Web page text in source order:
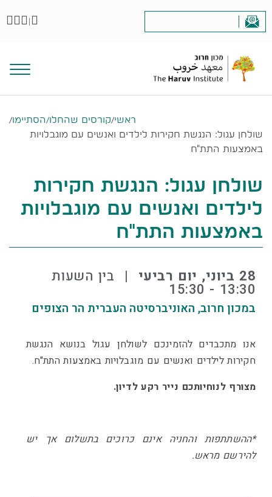
|
ראשי/קורסים שהחלו/הסתיימו/
שולחן עגול: הנגשת חקירות לילדים ואנשים עם מוגבלויות
באמצעות התת"ח
שולחן עגול: הנגשת חקירות
לילדים ואנשים עם מוגבלויות
באמצעות התת"ח
28 ביוני, יום רביעי
⠀|⠀בין השעות
13:30 - 15:30
במכון חרוב, האוניברסיטה העברית הר הצופים
אנו מתכבדים להזמינכם לשולחן עגול בנושא הנגשת
חקירות לילדים ואנשים עם מוגבלויות באמצעות התת"ח.
מצורף לנוחיותכם נייר רקע לדיון.
*ההשתתפות והחניה אינם כרוכים בתשלום אך יש
להירשם מראש.